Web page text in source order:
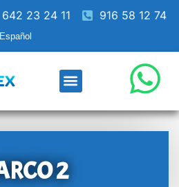
642 23 24 11 916 58 12 74
Español
2